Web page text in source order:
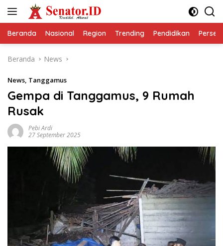
Beranda Nasional Region Trending Pendidikan
Beranda News
News, Tanggamus
Gempa di Tanggamus, 9 Rumah
Rusak
Pebi Ardi
27 September 2025